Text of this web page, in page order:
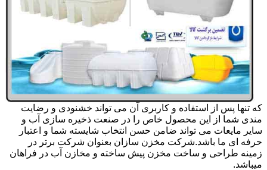
که تنها پس از استفاده و کاربری آن می تواند خشنودی و رضایت
مندی شما از این محصول خاص را در صنعت ذخیره سازی آب و
سایر مایعات می تواند ضامن حسن انتخاب شایسته شما و اعتبار
حرفه ای ما باشد.شرکت مخزن سازان بعنوان شرکت برتر در
زمینه طراحی و ساخت مخزن پیش ساخته و مخازن آب در فراهان
میباشد.